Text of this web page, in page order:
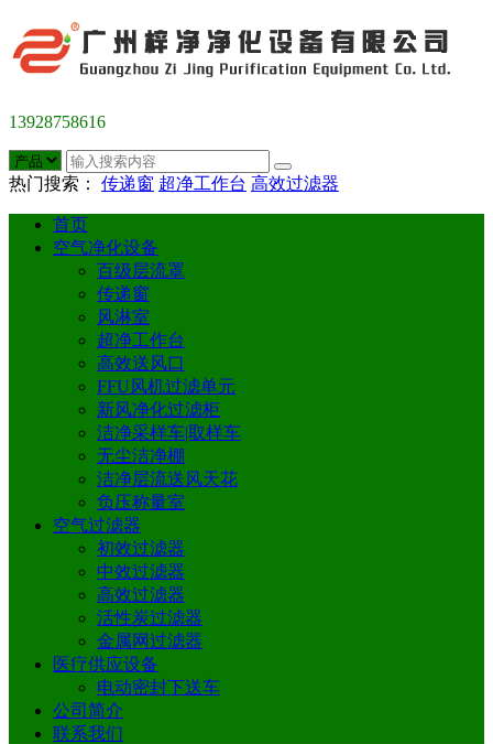
13928758616
热门搜索： 传递窗 超净工作台 高效过滤器
首页
空气净化设备
百级层流罩
传递窗
风淋室
超净工作台
高效送风口
FFU风机过滤单元
新风净化过滤柜
洁净采样车|取样车
无尘洁净棚
洁净层流送风天花
负压称量室
空气过滤器
初效过滤器
中效过滤器
高效过滤器
活性炭过滤器
金属网过滤器
医疗供应设备
电动密封下送车
公司简介
联系我们